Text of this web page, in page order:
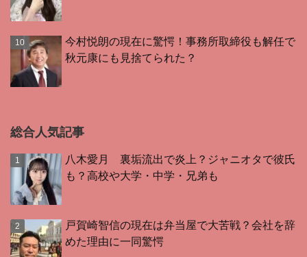
今村悦朗の現在に驚愕！事務所取締役も解任で
秋元康にも見捨てられた？
総合人気記事
八木愛月 裏垢流出で炎上？ジャニオタで彼氏
も？高校や大学・中学・兄弟も
戸賀崎智信の現在は弁当屋で大苦戦？会社を辞
めた理由に一同驚愕